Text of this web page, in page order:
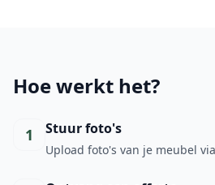
Hoe werkt het?
1 Stuur foto's
Upload foto's van je meubel